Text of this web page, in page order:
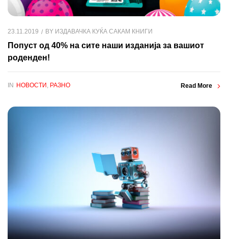
23.11.2019 BY ИЗДАВАЧКА КУЌА САКАМ КНИГИ
Попуст од 40% на сите наши изданија за вашиот
роденден!
IN НОВОСТИ , РАЗНО Read More